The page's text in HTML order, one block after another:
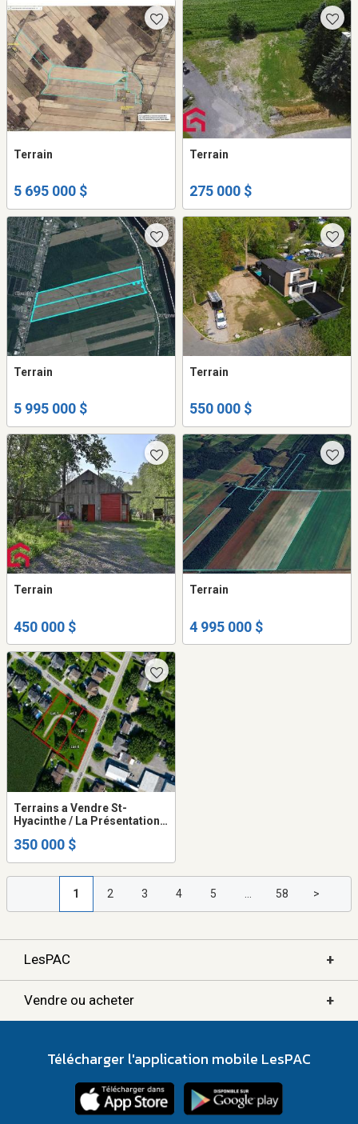
Terrain
5 695 000 $
Terrain
275 000 $
Terrain
5 995 000 $
Terrain
550 000 $
Terrain
450 000 $
Terrain
4 995 000 $
Terrains a Vendre St-
Hyacinthe / La Présentation
350 000 $
1 2 3 4 5 ... 58 >
LesPAC +
Vendre ou acheter +
Télécharger l'application mobile LesPAC